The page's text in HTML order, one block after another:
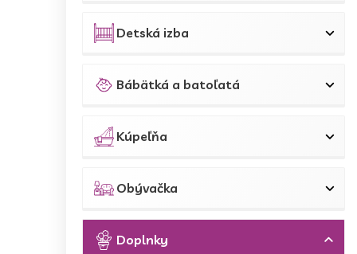
Detská izba
Bábätká a batoľatá
Kúpeľňa
Obývačka
Doplnky